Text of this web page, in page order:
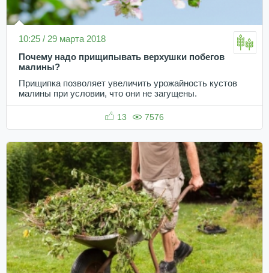
10:25 / 29 марта 2018
Почему надо прищипывать верхушки побегов
малины?
Прищипка позволяет увеличить урожайность кустов
малины при условии, что они не загущены.
13 7576